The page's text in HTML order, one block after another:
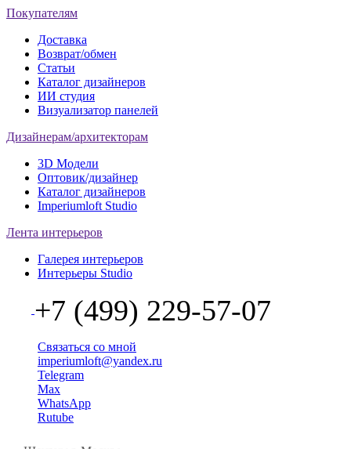
Покупателям
Доставка
Возврат/обмен
Статьи
Каталог дизайнеров
ИИ студия
Визуализатор панелей
Дизайнерам/архитекторам
3D Модели
Оптовик/дизайнер
Каталог дизайнеров
Imperiumloft Studio
Лента интерьеров
Галерея интерьеров
Интерьеры Studio
+7 (499) 229-57-07
Связаться со мной
imperiumloft@yandex.ru
Telegram
Max
WhatsApp
Rutube